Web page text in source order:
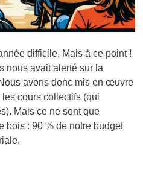
difficile. Mais à ce point !
nous avait alerté sur la
avons donc mis en œuvre
cours collectifs (qui
Mais ce ne sont que
bois : 90 % de notre budget